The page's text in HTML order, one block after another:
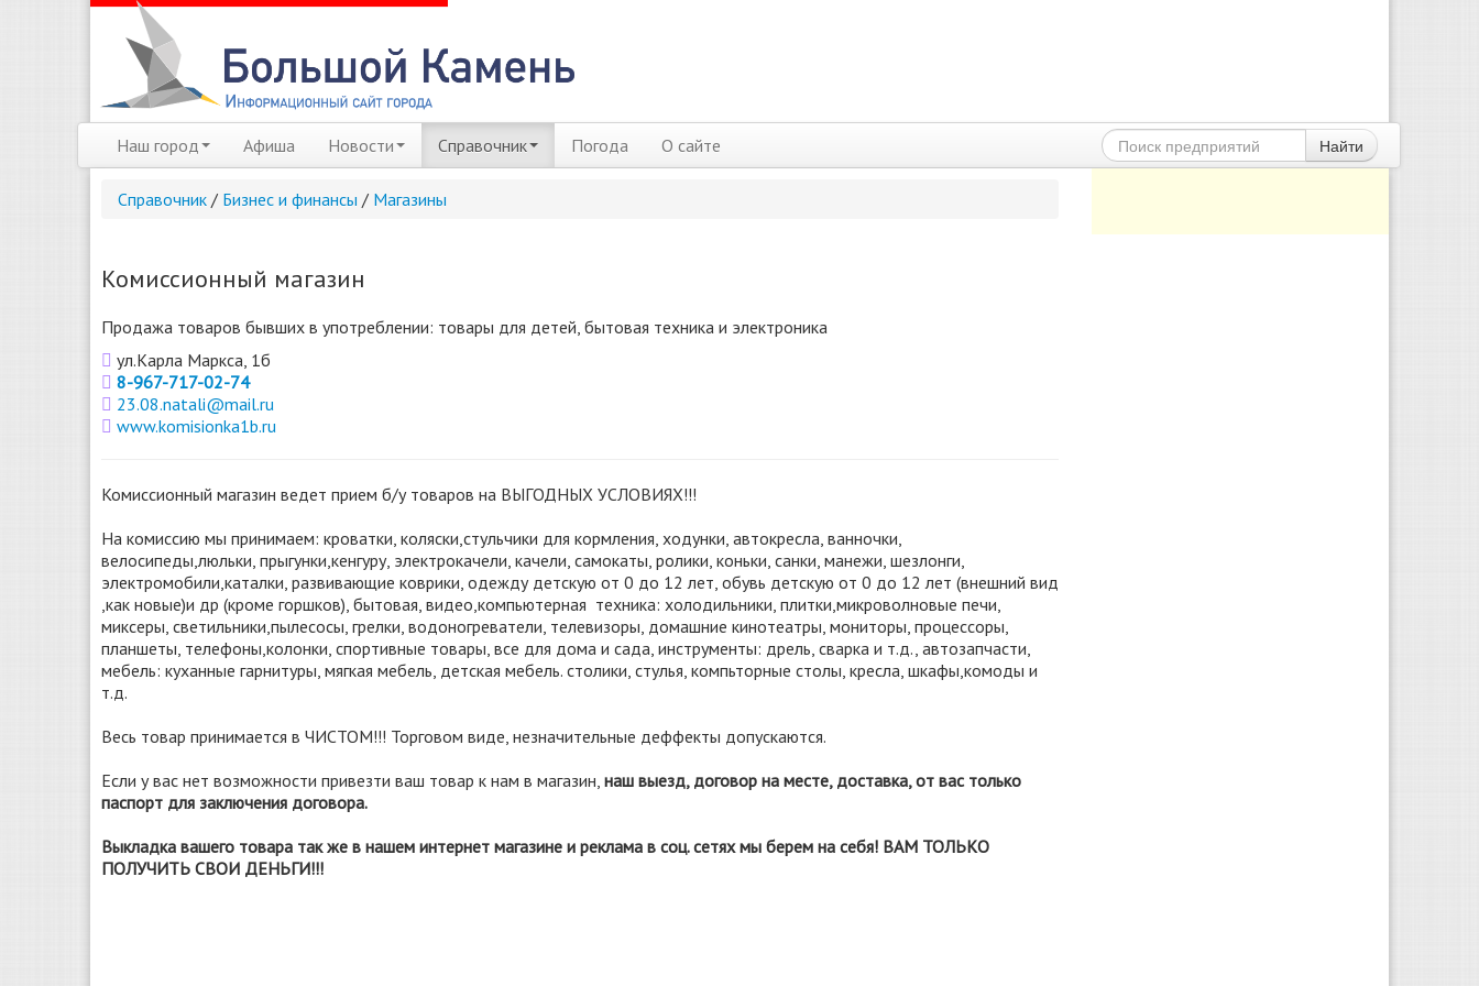
Наш город Афиша Новости Справочник Погода О сайте Найти
Справочник / Бизнес и финансы / Магазины
Комиссионный магазин
Продажа товаров бывших в употреблении: товары для детей, бытовая техника и электроника
ул.Карла Маркса, 1б
8-967-717-02-74
23.08.natali@mail.ru
www.komisionka1b.ru
Комиссионный магазин ведет прием б/у товаров на ВЫГОДНЫХ УСЛОВИЯХ!!!
На комиссию мы принимаем: кроватки, коляски,стульчики для кормления, ходунки, автокресла, ванночки,
велосипеды,люльки, прыгунки,кенгуру, электрокачели, качели, самокаты, ролики, коньки, санки, манежи, шезлонги,
электромобили,каталки, развивающие коврики, одежду детскую от 0 до 12 лет, обувь детскую от 0 до 12 лет (внешний вид
,как новые)и др (кроме горшков), бытовая, видео,компьютерная техника: холодильники, плитки,микроволновые печи,
миксеры, светильники,пылесосы, грелки, водоногреватели, телевизоры, домашние кинотеатры, мониторы, процессоры,
планшеты, телефоны,колонки, спортивные товары, все для дома и сада, инструменты: дрель, сварка и т.д., автозапчасти,
мебель: куханные гарнитуры, мягкая мебель, детская мебель. столики, стулья, компьторные столы, кресла, шкафы,комоды и
т.д.
Весь товар принимается в ЧИСТОМ!!! Торговом виде, незначительные деффекты допускаются.
Если у вас нет возможности привезти ваш товар к нам в магазин, наш выезд, договор на месте, доставка, от вас только
паспорт для заключения договора.
Выкладка вашего товара так же в нашем интернет магазине и реклама в соц. сетях мы берем на себя! ВАМ ТОЛЬКО
ПОЛУЧИТЬ СВОИ ДЕНЬГИ!!!